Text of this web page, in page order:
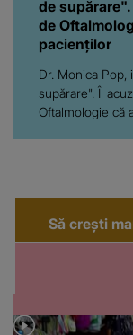
de
de
pacienților
Dr. Monica Pop,
supărare". Îl
Oftalmologie că
Să crești